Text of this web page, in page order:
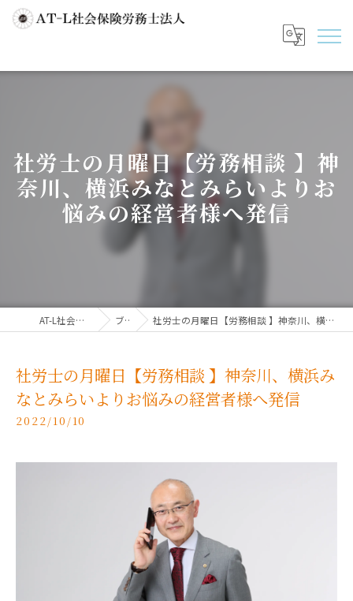
社労士の月曜日【労務相談 】神
奈川、横浜みなとみらいよりお
悩みの経営者様へ発信
AT-L社会保険労務士法人 ブログ 社労士の月曜日【労務相談 】神奈川、横浜みなとみらいよりお悩みの経営者様へ発信
社労士の月曜日【労務相談 】神奈川、横浜み
なとみらいよりお悩みの経営者様へ発信
2022/10/10